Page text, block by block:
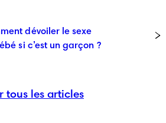
dévoiler le sexe
si c’est un garçon ?
tous les articles